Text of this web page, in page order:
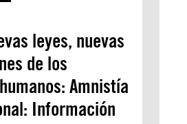
leyes, nuevas
de los
Amnistía
Información